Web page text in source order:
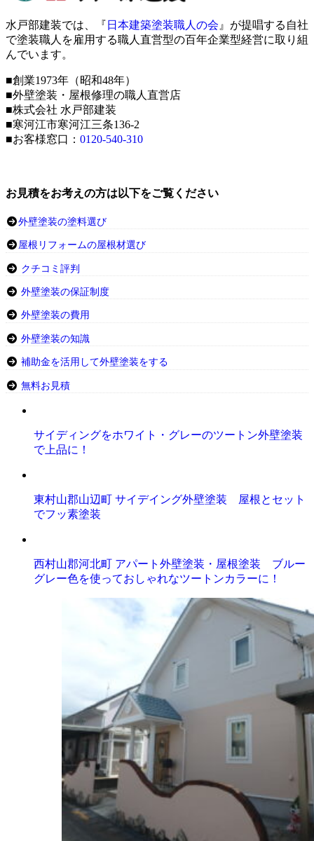
水戸部建装では、『 日本建築塗装職人の会 』が提唱する自社
で塗装職人を雇用する職人直営型の百年企業型経営に取り組
んでいます。
■創業1973年（昭和48年）
■外壁塗装・屋根修理の職人直営店
■株式会社 水戸部建装
■寒河江市寒河江三条136-2
■お客様窓口： 0120-540-310
お見積をお考えの方は以下をご覧ください
外壁塗装の塗料選び
屋根リフォームの屋根材選び
クチコミ評判
外壁塗装の保証制度
外壁塗装の費用
外壁塗装の知識
補助金を活用して外壁塗装をする
無料お見積
サイディングをホワイト・グレーのツートン外壁塗装
で上品に！
東村山郡山辺町 サイデイング外壁塗装 屋根とセット
でフッ素塗装
西村山郡河北町 アパート外壁塗装・屋根塗装 ブルー
グレー色を使っておしゃれなツートンカラーに！